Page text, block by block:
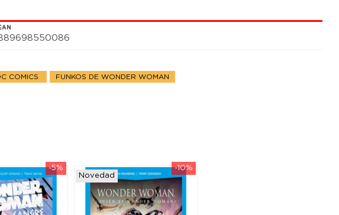
COMICS FUNKOS DE WONDER WOMAN
-5%
-10%
Novedad